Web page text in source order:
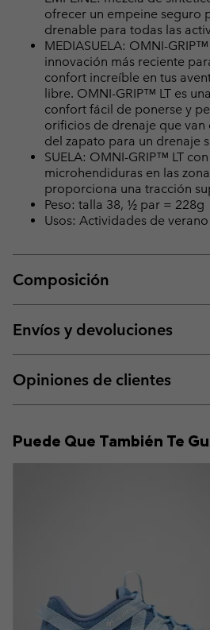
ofrecer un empeine seguro
drenable para todas las
MEDIASUELA: OMNI-GRIP™
innovación más reciente
confort increíble en tus
libre. OMNI-GRIP™ LT es
confort fácil de ponerse y
orificios de drenaje que
del zapato para un drenaje
SUELA: OMNI-GRIP™ LT
microhendiduras en las
proporciona una tracción
Peso: talla 38, ½ par = 228g
Usos: Actividades de verano
Composición
Envíos y devoluciones
Opiniones de clientes
Puede Que También Te